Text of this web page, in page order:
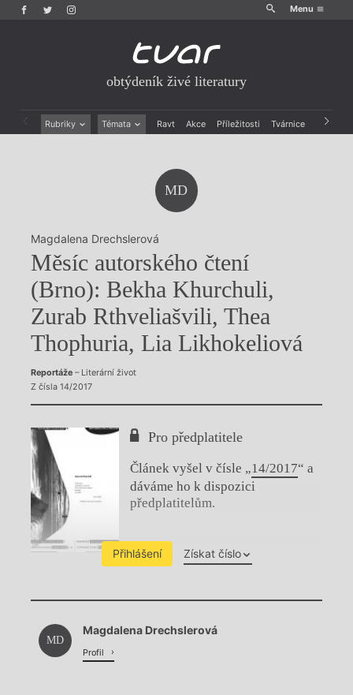
Menu
obtýdeník živé literatury
Rubriky Témata Ravt Akce Příležitosti Tvárnice Archiv
Výroční ceny
MD
Magdalena Drechslerová
Měsíc autorského čtení
(Brno): Bekha Khurchuli,
Zurab Rthveliašvili, Thea
Thophuria, Lia Likhokeliová
Reportáže– Literární život
Z čísla 14/2017
Pro předplatitele
Článek vyšel v čísle „14/2017“ a
dáváme ho k dispozici
předplatitelům.
Přihlášení Získat číslo
Chviličku.
Načítá se.
MD
Magdalena Drechslerová
Profil